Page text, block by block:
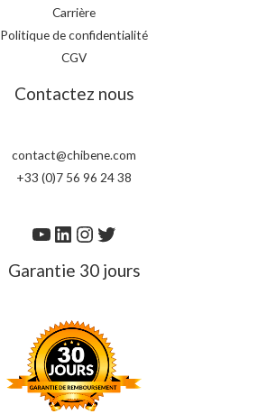
Carrière
Politique de confidentialité
CGV
Contactez nous
contact@chibene.com
+33 (0)7 56 96 24 38
Garantie 30 jours